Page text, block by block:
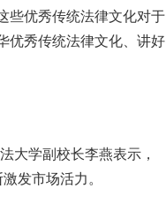
优秀传统法律文化对于
优秀传统法律文化、讲好
大学副校长李燕表示，
发市场活力。